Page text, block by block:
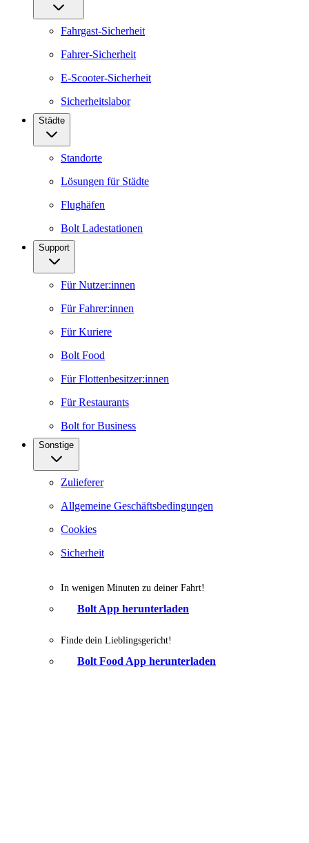
Fahrgast-Sicherheit
Fahrer-Sicherheit
E-Scooter-Sicherheit
Sicherheitslabor
Städte
Standorte
Lösungen für Städte
Flughäfen
Bolt Ladestationen
Support
Für Nutzer:innen
Für Fahrer:innen
Für Kuriere
Bolt Food
Für Flottenbesitzer:innen
Für Restaurants
Bolt for Business
Sonstige
Zulieferer
Allgemeine Geschäftsbedingungen
Cookies
Sicherheit
In wenigen Minuten zu deiner Fahrt!
Bolt App herunterladen
Finde dein Lieblingsgericht!
Bolt Food App herunterladen